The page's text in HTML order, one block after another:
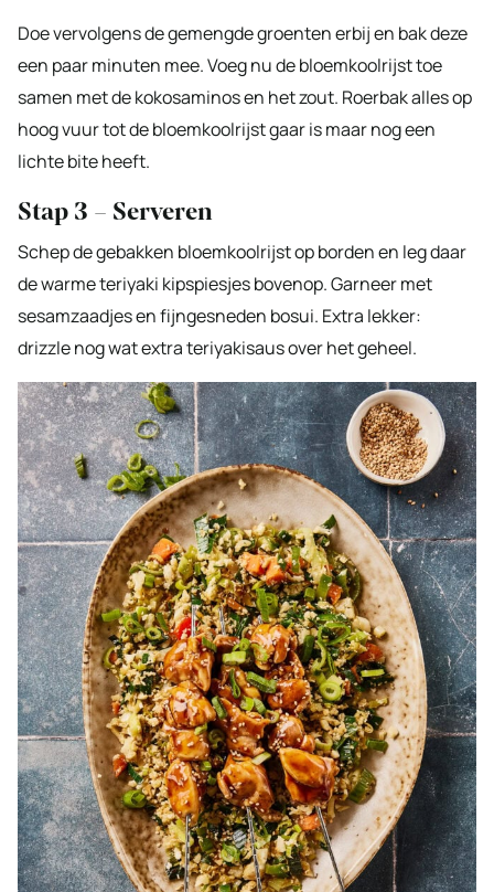
Doe vervolgens de gemengde groenten erbij en bak deze
een paar minuten mee. Voeg nu de bloemkoolrijst toe
samen met de kokosaminos en het zout. Roerbak alles op
hoog vuur tot de bloemkoolrijst gaar is maar nog een
lichte bite heeft.
Stap 3 – Serveren
Schep de gebakken bloemkoolrijst op borden en leg daar
de warme teriyaki kipspiesjes bovenop. Garneer met
sesamzaadjes en fijngesneden bosui. Extra lekker:
drizzle nog wat extra teriyakisaus over het geheel.